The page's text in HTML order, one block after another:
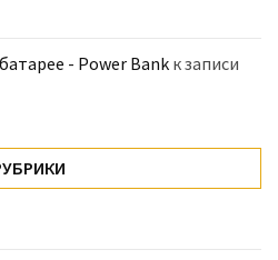
- Power Bank к записи